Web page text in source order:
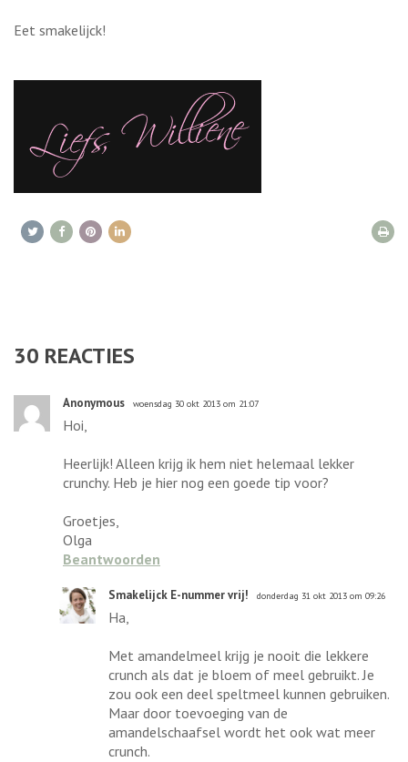
Eet smakelijck!
30 REACTIES
Anonymous woensdag 30 okt 2013 om 21:07
Hoi,
Heerlijk! Alleen krijg ik hem niet helemaal lekker
crunchy. Heb je hier nog een goede tip voor?
Groetjes,
Olga
Beantwoorden
Smakelijck E-nummer vrij! donderdag 31 okt 2013 om 09:26
Ha,
Met amandelmeel krijg je nooit die lekkere
crunch als dat je bloem of meel gebruikt. Je
zou ook een deel speltmeel kunnen gebruiken.
Maar door toevoeging van de
amandelschaafsel wordt het ook wat meer
crunch.